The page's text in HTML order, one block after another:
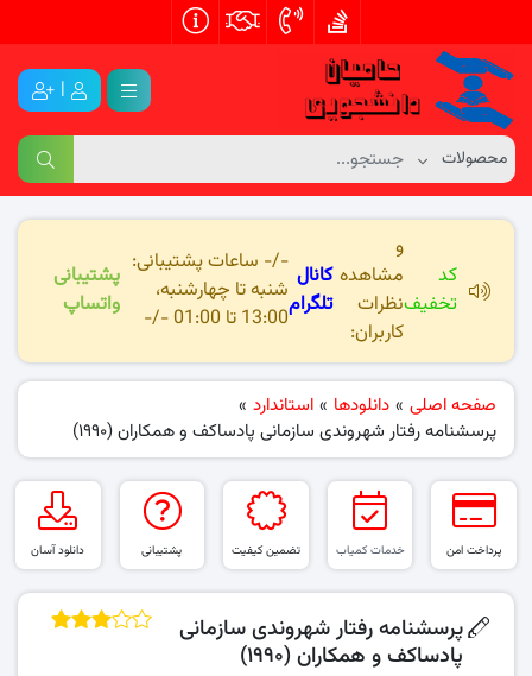
|
کد
تخفیف
و
مشاهده
نظرات
کاربران:
کانال
تلگرام
-/- ساعات پشتیبانی:
شنبه تا چهارشنبه،
13:00 تا 01:00 -/-
پشتیبانی
واتساپ
صفحه اصلی » دانلودها » استاندارد »
پرسشنامه رفتار شهروندی سازمانی پادساکف و همکاران (۱۹۹۰)
پرداخت امن خدمات کمیاب تضمین کیفیت پشتیبانی دانلود آسان
پرسشنامه رفتار شهروندی سازمانی
پادساکف و همکاران (۱۹۹۰)